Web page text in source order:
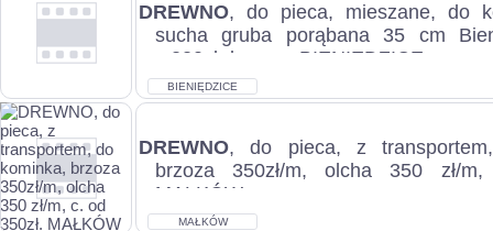
DREWNO, do pieca, mieszane, do
sucha gruba porąbana 35 cm
c.220zł do uzg.. BIENIĘDZICE...
BIENIĘDZICE
DREWNO, do pieca, z
brzoza 350zł/m, olcha 350 zł/
MAŁKÓW...
MAŁKÓW